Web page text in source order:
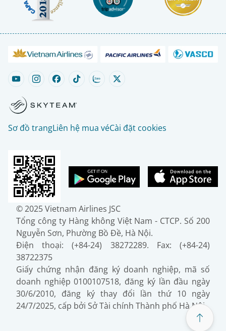
Sơ đồ trangLiên hệ mua véCài đặt cookies
© 2025 Vietnam Airlines JSC
Tổng công ty Hàng không Việt Nam - CTCP. Số 200
Nguyễn Sơn, Phường Bồ Đề, Hà Nội.
Điện thoại: (+84-24) 38272289. Fax: (+84-24)
38722375
Giấy chứng nhận đăng ký doanh nghiệp, mã số
doanh nghiệp 0100107518, đăng ký lần đầu ngày
30/6/2010, đăng ký thay đổi lần thứ 10 ngày
24/7/2025, cấp bởi Sở Tài chính Thành phố Hà Nội.